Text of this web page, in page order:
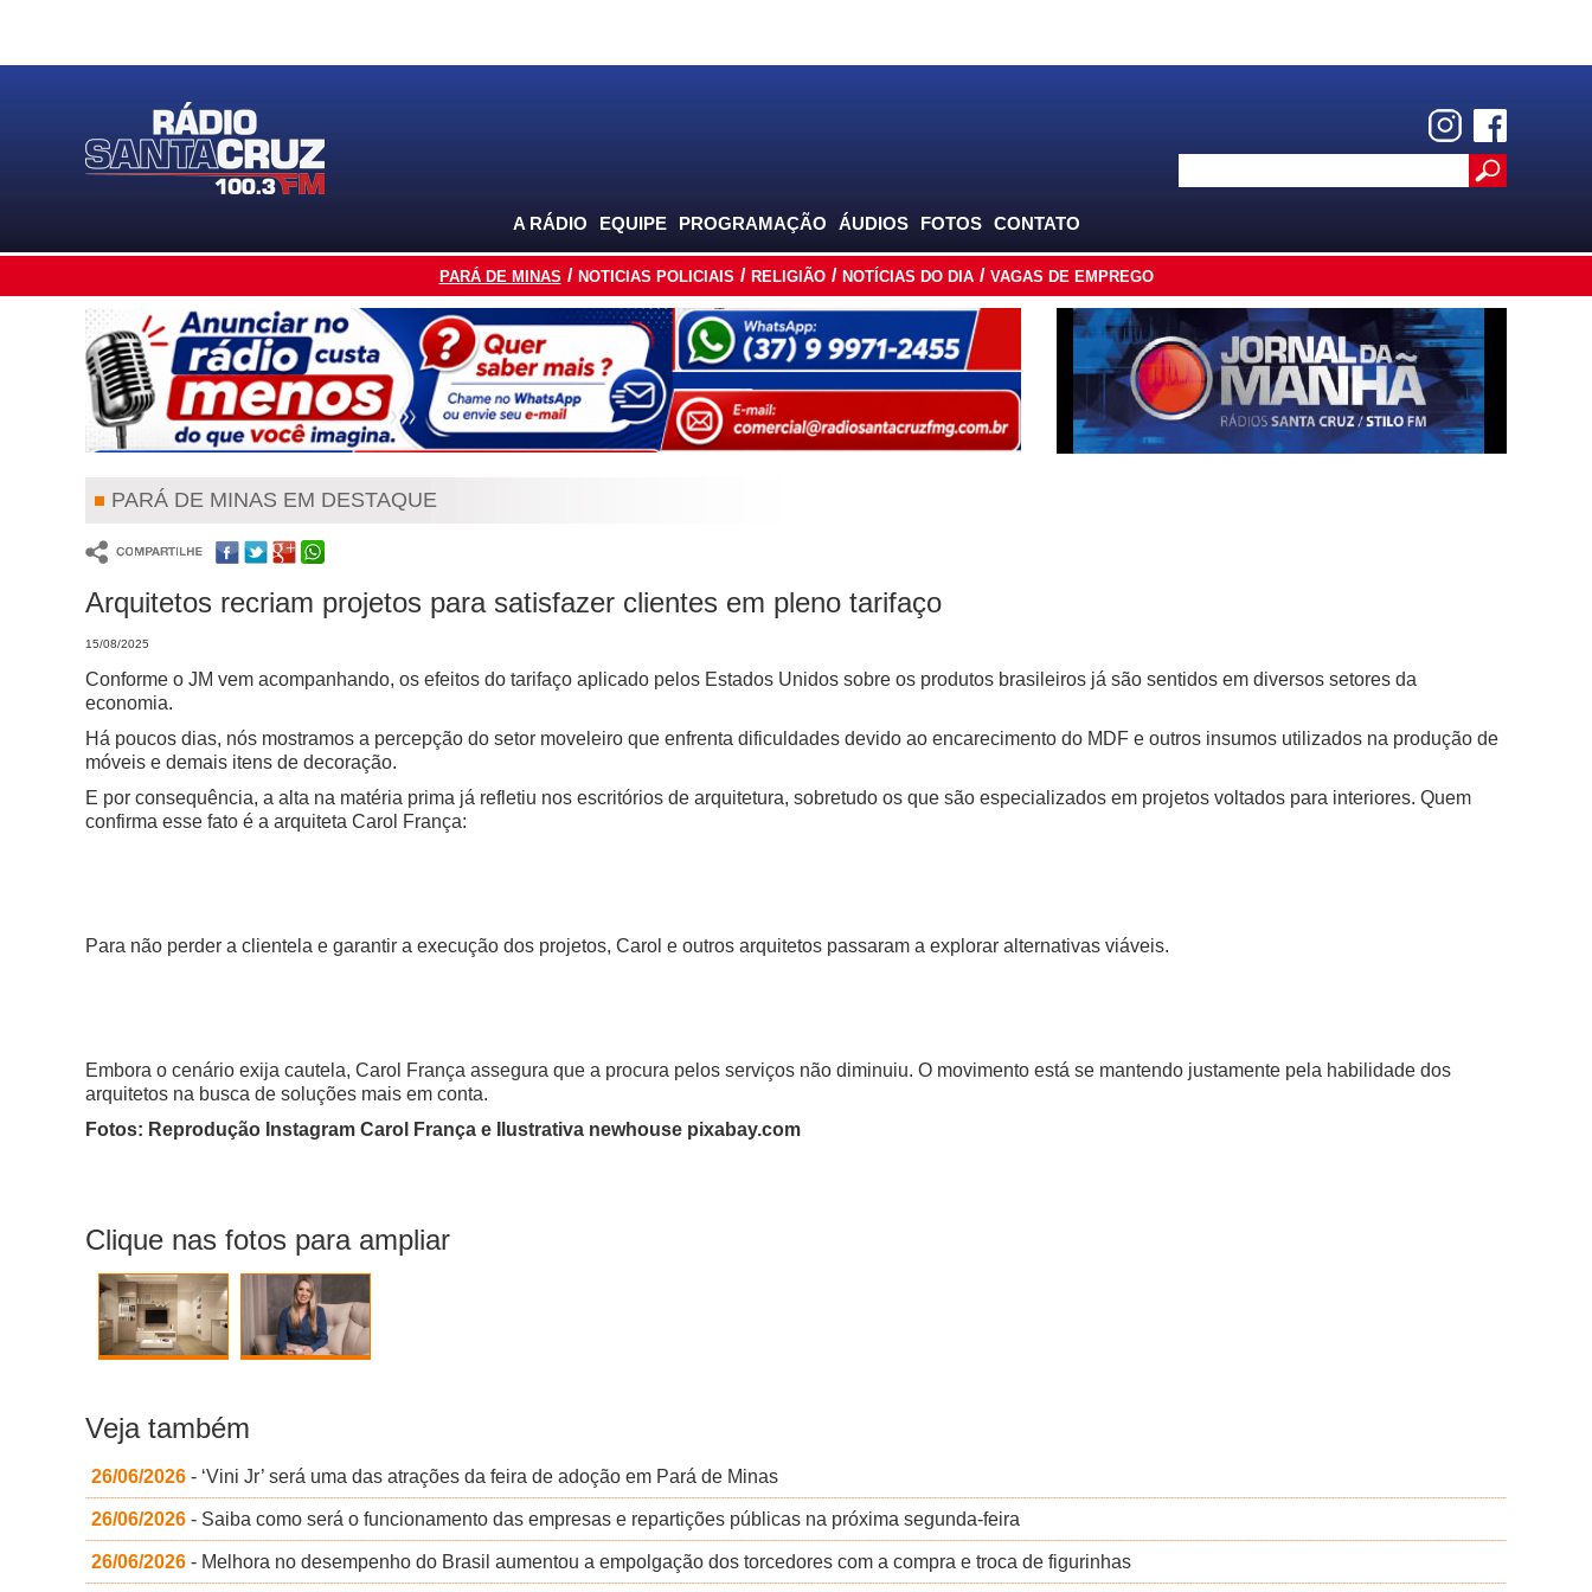
A RÁDIO EQUIPE PROGRAMAÇÃO ÁUDIOS FOTOS CONTATO
PARÁ DE MINAS NOTICIAS POLICIAIS RELIGIÃO NOTÍCIAS DO DIA VAGAS DE EMPREGO
PARÁ DE MINAS EM DESTAQUE
Arquitetos recriam projetos para satisfazer clientes em pleno tarifaço
15/08/2025
Conforme o JM vem acompanhando, os efeitos do tarifaço aplicado pelos Estados Unidos sobre os produtos brasileiros já são sentidos em diversos setores da
economia.
Há poucos dias, nós mostramos a percepção do setor moveleiro que enfrenta dificuldades devido ao encarecimento do MDF e outros insumos utilizados na produção de
móveis e demais itens de decoração.
E por consequência, a alta na matéria prima já refletiu nos escritórios de arquitetura, sobretudo os que são especializados em projetos voltados para interiores. Quem
confirma esse fato é a arquiteta Carol França:
Para não perder a clientela e garantir a execução dos projetos, Carol e outros arquitetos passaram a explorar alternativas viáveis.
Embora o cenário exija cautela, Carol França assegura que a procura pelos serviços não diminuiu. O movimento está se mantendo justamente pela habilidade dos
arquitetos na busca de soluções mais em conta.
Fotos: Reprodução Instagram Carol França e Ilustrativa newhouse pixabay.com
Clique nas fotos para ampliar
Veja também
26/06/2026 - ‘Vini Jr’ será uma das atrações da feira de adoção em Pará de Minas
26/06/2026 - Saiba como será o funcionamento das empresas e repartições públicas na próxima segunda-feira
26/06/2026 - Melhora no desempenho do Brasil aumentou a empolgação dos torcedores com a compra e troca de figurinhas